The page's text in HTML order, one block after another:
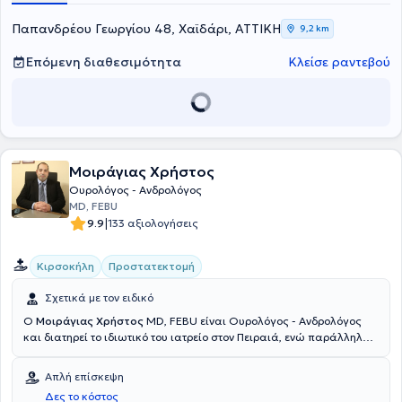
καρκίνος προστάτη, κονδυλώματα, λιθίαση, λιθίαση ουροποιητικού
και νεφρολιθίαση. Τέλος, ο γιατρός είναι μέλος της Ελληνικής
Ουρολογικής Εταιρείας και της Ευρωπαϊκής Ουρολογικής
Παπανδρέου Γεωργίου 48, Χαϊδάρι, ΑΤΤΙΚΗ 9,2 km
Επόμενη διαθεσιμότητα Κλείσε ραντεβού
Μοιράγιας Χρήστος
Ουρολόγος - Ανδρολόγος
MD, FEBU
9.9|133 αξιολογήσεις
Κιρσοκήλη Προστατεκτομή
Σχετικά με τον ειδικό
Ο Μοιράγιας Χρήστος MD, FEBU είναι Ουρολόγος - Ανδρολόγος
και διατηρεί το ιδιωτικό του ιατρείο στον Πειραιά, ενώ παράλληλα
Hospital", στο Φάληρο. Είναι πτυχιούχος της Ιατρικής Σχολής του
Εθνικού και Καποδιστριακού Πανεπιστημίου Αθηνών. Είναι
Απλή επίσκεψη
Δες το κόστος